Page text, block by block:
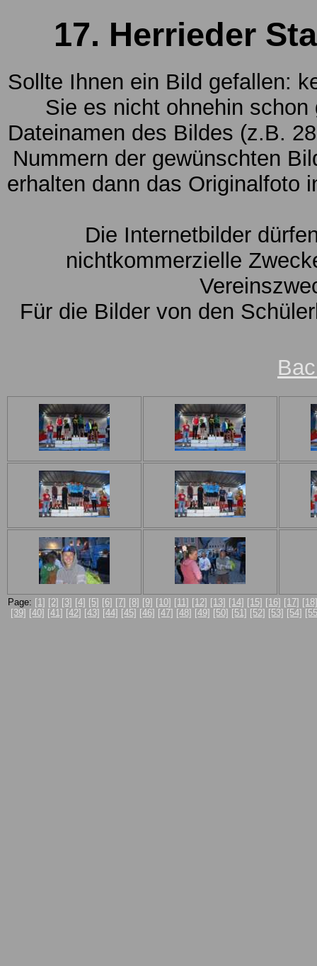
17. Herrieder
Sollte Ihnen ein Bild gefallen:
Sie es nicht ohnehin
Dateinamen des Bildes (z.B.
Nummern der gewünschten
erhalten dann das Originalfoto
Die Internetbilder
nichtkommerzielle
Für die Bilder von den
Page: [1] [2] [3] [4] [5] [6] [7] [8] [9] [10] [11] [12] [13] [14] [15] [16] [17] [18]
[39] [40] [41] [42] [43] [44] [45] [46] [47] [48] [49] [50] [51] [52] [53] [54]